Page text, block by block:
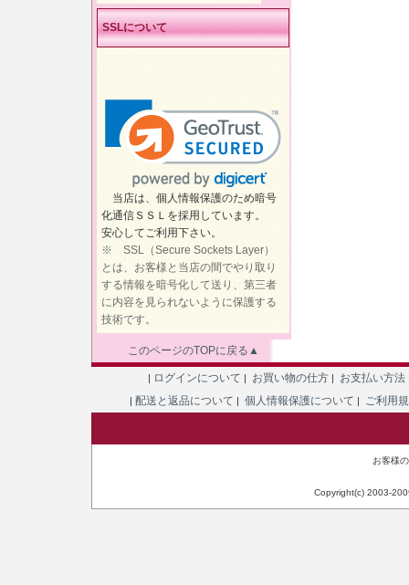
SSLについて
当店は、個人情報保護のため暗号
化通信ＳＳＬを採用しています。
安心してご利用下さい。
※ SSL（Secure Sockets Layer）
とは、お客様と当店の間でやり取り
する情報を暗号化して送り、第三者
に内容を見られないように保護する
技術です。
このページのTOPに戻る▲
| ログインについて | お買い物の仕方 | お支払い方法
| 配送と返品について | 個人情報保護について | ご利用
お客様
Copyright(c) 2003-